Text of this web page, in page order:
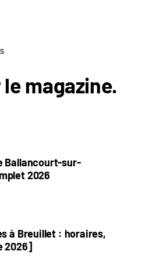
lemagazine.
Ballancourt-sur-
2026
à Breuillet : horaires,
2026]